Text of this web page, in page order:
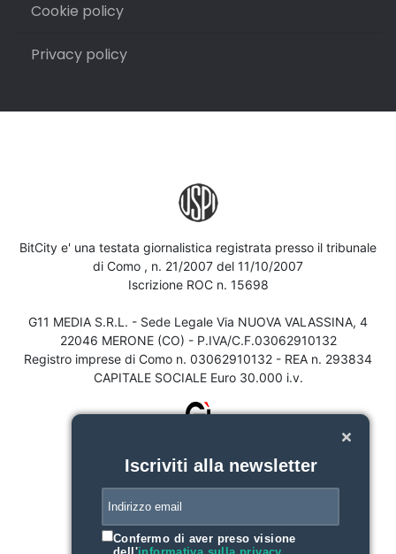
Cookie policy
Privacy policy
BitCity e' una testata giornalistica registrata presso il tribunale
di Como , n. 21/2007 del 11/10/2007
Iscrizione ROC n. 15698
G11 MEDIA S.R.L. - Sede Legale Via NUOVA VALASSINA, 4
22046 MERONE (CO) - P.IVA/C.F.03062910132
Registro imprese di Como n. 03062910132 - REA n. 293834
CAPITALE SOCIALE Euro 30.000 i.v.
Iscriviti alla newsletter
Confermo di aver preso visione